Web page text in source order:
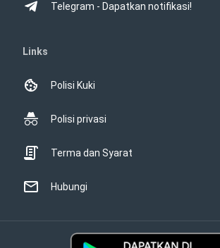
Telegram - Dapatkan notifikasi!
Links
Polisi Kuki
Polisi privasi
Terma dan Syarat
Hubungi